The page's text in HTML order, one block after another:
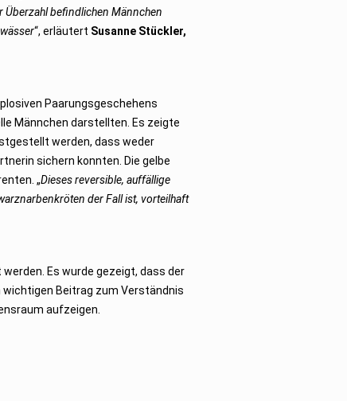
Überzahl befindlichen Männchen
“, erläutert Susanne Stückler,
Paarungsgeschehens
Männchen darstellten. Es zeigte
werden, dass weder
sichern konnten. Die gelbe
„Dieses reversible, auffällige
der Fall ist, vorteilhaft
Es wurde gezeigt, dass der
Beitrag zum Verständnis
aufzeigen.